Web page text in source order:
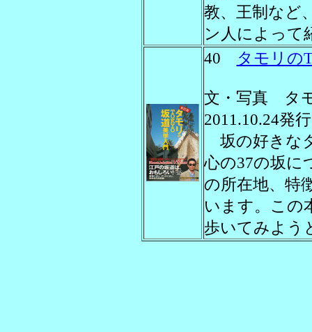
教、王制など
ン人によって
40
タモリの
文・写真
2011.10.24発行
坂の好きな
心の37の坂に
の所在地、特
います。この
歩いてみよう